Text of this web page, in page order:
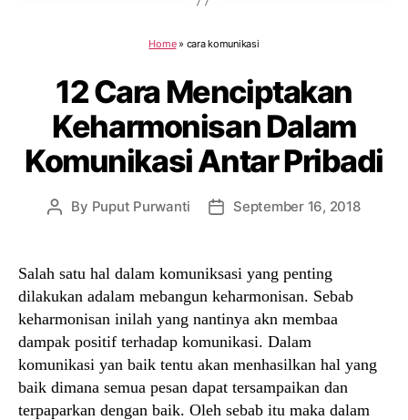
Home» cara komunikasi
12 Cara Menciptakan
Keharmonisan Dalam
Komunikasi Antar Pribadi
Post
By Puput Purwanti
PostSeptember 16, 2018
Salah satu hal dalam komuniksasi yang penting
dilakukan adalam mebangun keharmonisan. Sebab
keharmonisan inilah yang nantinya akn membaa
dampak positif terhadap komunikasi. Dalam
komunikasi yan baik tentu akan menhasilkan hal yang
baik dimana semua pesan dapat tersampaikan dan
terpaparkan dengan baik. Oleh sebab itu maka dalam